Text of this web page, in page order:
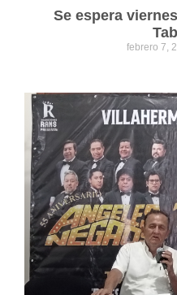
Se espera
febrero 7,